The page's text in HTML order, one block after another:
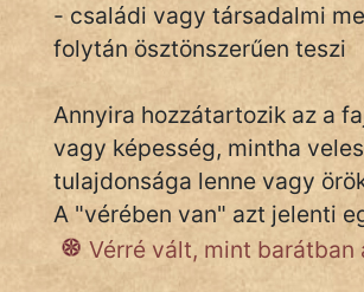
SZÓLÁS
És
KÖZMONDÁS
PSZICHO
- családi vagy társadalmi
folytán ösztönszerűen teszi
Annyira hozzátartozik az a
vagy képesség, mintha
tulajdonsága lenne vagy
A "vérében van" azt jelenti
Vérré vált, mint barátban